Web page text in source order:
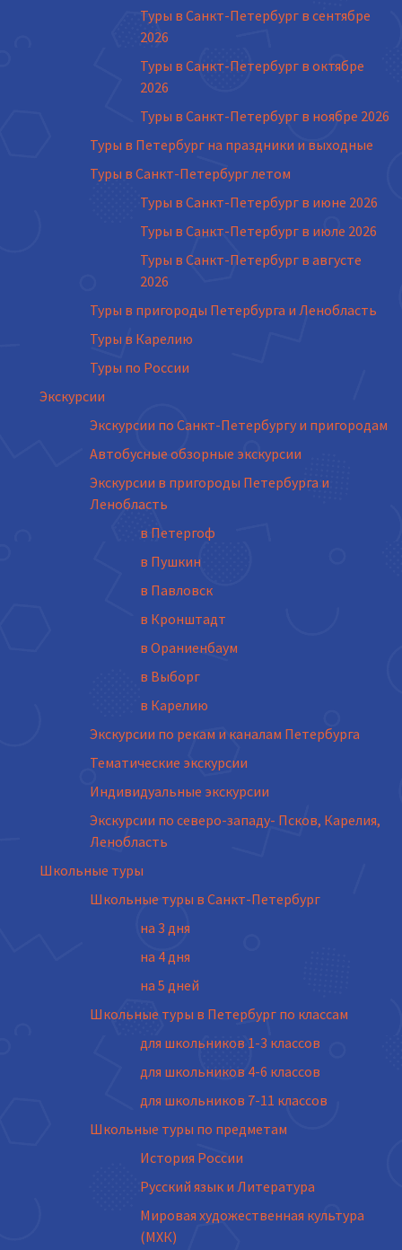
Туры в Санкт-Петербург в сентябре
2026
Туры в Санкт-Петербург в октябре
2026
Туры в Санкт-Петербург в ноябре 2026
Туры в Петербург на праздники и выходные
Туры в Санкт-Петербург летом
Туры в Санкт-Петербург в июне 2026
Туры в Санкт-Петербург в июле 2026
Туры в Санкт-Петербург в августе
2026
Туры в пригороды Петербурга и Ленобласть
Туры в Карелию
Туры по России
Экскурсии
Экскурсии по Санкт-Петербургу и пригородам
Автобусные обзорные экскурсии
Экскурсии в пригороды Петербурга и
Ленобласть
в Петергоф
в Пушкин
в Павловск
в Кронштадт
в Ораниенбаум
в Выборг
в Карелию
Экскурсии по рекам и каналам Петербурга
Тематические экскурсии
Индивидуальные экскурсии
Экскурсии по северо-западу- Псков, Карелия,
Ленобласть
Школьные туры
Школьные туры в Санкт-Петербург
на 3 дня
на 4 дня
на 5 дней
Школьные туры в Петербург по классам
для школьников 1-3 классов
для школьников 4-6 классов
для школьников 7-11 классов
Школьные туры по предметам
История России
Русский язык и Литература
Мировая художественная культура
(МХК)